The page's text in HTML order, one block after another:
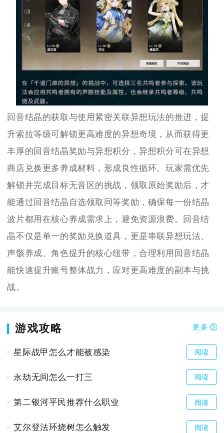
回音结晶的获取与使用紧密关联异想玩法的推进，提
升索拉等级可解锁更高难度的异想奇境，从而获得更
丰厚的回音结晶奖励与异想积分，异想积分可在异想
商店兑换更多养成材料，形成良性循环。玩家需优先
解锁并完成目标无音区的挑战，领取原始奖励后，才
能通过回音结晶自选领取同等奖励，确保每一份结晶
波片都用在核心养成需求上，避免资源浪费。回音结
晶不仅是单一的奖励兑换道具，更是串联异想玩法、
声骸养成、角色提升的核心纽带，合理利用回音结晶
能快速提升账号整体战力，应对更高难度的副本与挑
战。
游戏攻略 更多
星际战甲怎么才能被感染 阅读
永劫无间怎么一打三 阅读
第二银河平民推荐什么职业 阅读
艾尔登法环烧树怎么触发 阅读